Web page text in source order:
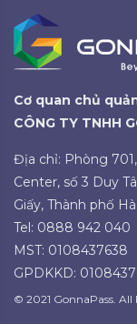
Cơ quan chủ
CÔNG TY TNHH
Địa chỉ: Phòng
Center, số 3 Duy
Giấy, Thành phố
Tel: 0888 942 040
MST: 0108437638
GPDKKD:
© 2021 GonnaPass. All